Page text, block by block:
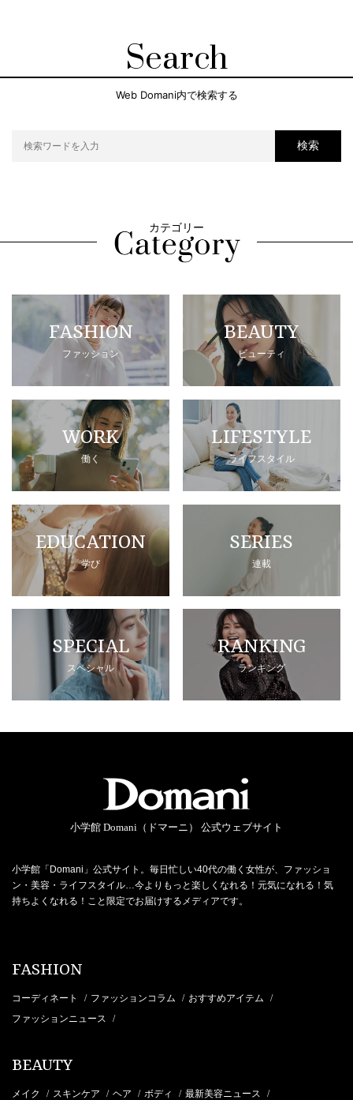
Search
Web Domani内で検索する
検索
カテゴリー
FASHION
ファッション
BEAUTY
ビューティ
WORK
働く
LIFESTYLE
ライフスタイル
EDUCATION
学び
SERIES
連載
SPECIAL
スペシャル
RANKING
ランキング
小学館 Domani（ドマーニ） 公式ウェブサイト
小学館「Domani」公式サイト。毎日忙しい40代の働く女性が、ファッショ
ン・美容・ライフスタイル…今よりもっと楽しくなれる！元気になれる！気
持ちよくなれる！こと限定でお届けするメディアです。
FASHION
コーディネート / ファッションコラム / おすすめアイテム /
ファッションニュース /
BEAUTY
メイク / スキンケア / ヘア / ボディ / 最新美容ニュース /